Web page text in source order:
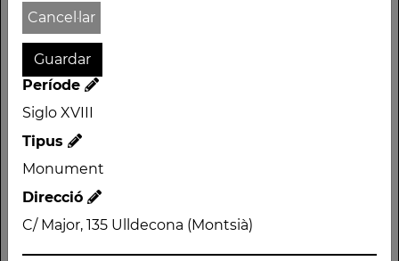
Cancel·lar
Període
Siglo XVIII
Tipus
Monument
Direcció
C/ Major, 135 Ulldecona (Montsià)
Nom
ESGLÉSIA DEL
CONVENT DE LES
MONGES AGUSTINES
Autor
Període
Siglo XVIII
Tipus